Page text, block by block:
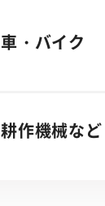
車・バイク
耕作機械など